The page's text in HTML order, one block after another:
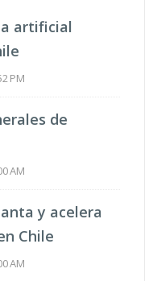
artificial
PM
de
AM
y acelera
Chile
AM